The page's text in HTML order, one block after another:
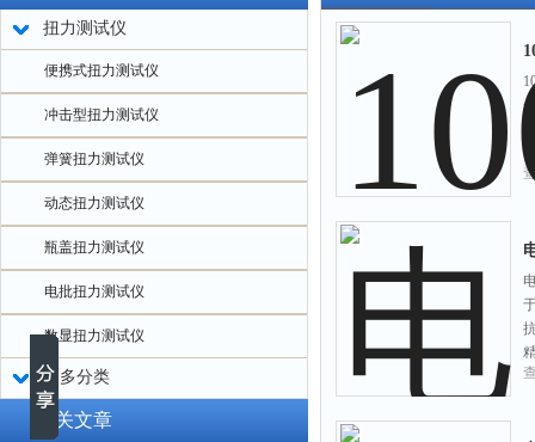
扭力测试仪
便携式扭力测试仪
冲击型扭力测试仪
弹簧扭力测试仪
动态扭力测试仪
瓶盖扭力测试仪
电批扭力测试仪
数显扭力测试仪
更多分类
相关文章